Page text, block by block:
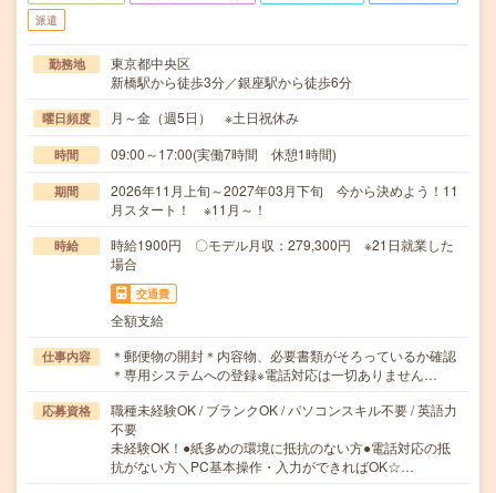
派遣
勤務地
東京都中央区
新橋駅から徒歩3分／銀座駅から徒歩6分
曜日頻度 月～金（週5日） ※土日祝休み
時間 09:00～17:00(実働7時間 休憩1時間)
期間
2026年11月上旬～2027年03月下旬 今から決めよう！11
月スタート！ ※11月～！
時給
時給1900円 〇モデル月収：279,300円 ※21日就業した
場合
交通費
全額支給
仕事内容
＊郵便物の開封＊内容物、必要書類がそろっているか確認
＊専用システムへの登録※電話対応は一切ありません…
応募資格
職種未経験OK / ブランクOK / パソコンスキル不要 / 英語力
不要
未経験OK！●紙多めの環境に抵抗のない方●電話対応の抵
抗がない方＼PC基本操作・入力ができればOK☆…